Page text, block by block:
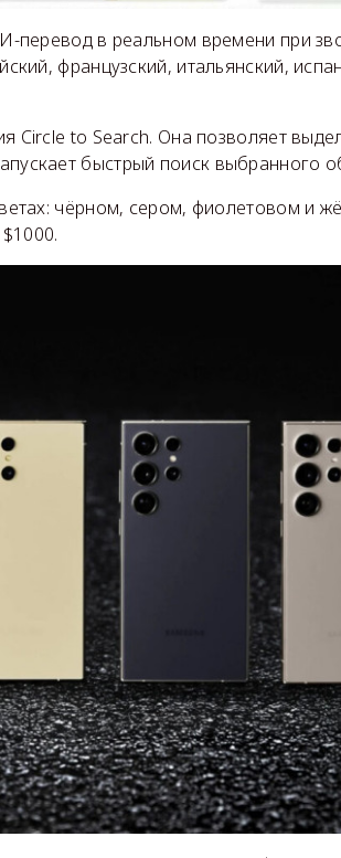
перевод в реальном времени при
французский, итальянский,
Circle to Search. Она позволяет
быстрый поиск выбранного
чёрном, сером, фиолетовом и